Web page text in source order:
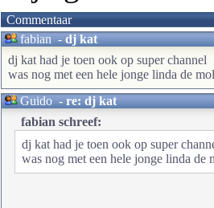
Commentaar
fabian-dj kat
dj kat had je toen ook op super channel
was nog met een hele jonge linda de mol
Guido-re: dj kat
fabian schreef:
dj kat had je toen ook op super
was nog met een hele jonge linda de